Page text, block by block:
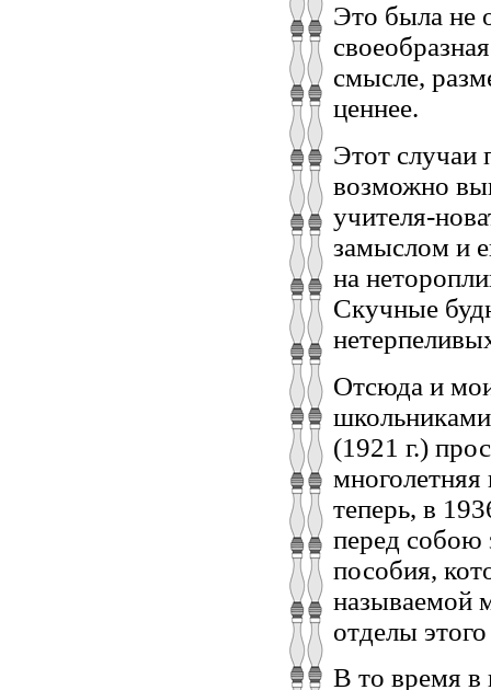
Это была не
смысле,
ценнее.
Этот случаи
возможно
учителя-
замыслом и
на
Скучные
Отсюда и мои
(1921 г.)
многолетняя
теперь, в
перед собою
пособия,
называемой
отделы
В то время в